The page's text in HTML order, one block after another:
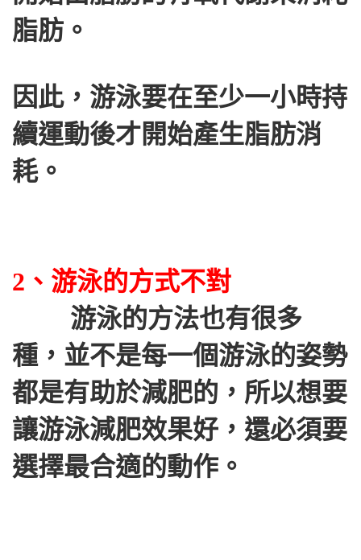
脂肪。
因此，游泳要在至少一小時持
續運動後才開始產生脂肪消
耗。
2、游泳的方式不對
游泳的方法也有很多
種，並不是每一個游泳的姿勢
都是有助於減肥的，所以想要
讓游泳減肥效果好，還必須要
選擇最合適的動作。